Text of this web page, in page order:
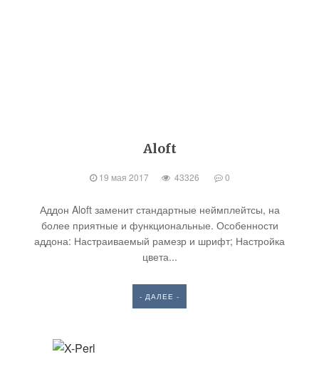
Aloft
19 мая 2017 43326 0
Аддон Aloft заменит стандартные неймплейтсы, на
более приятные и функциональные. Особенности
аддона: Настраиваемый рамезр и шрифт; Настройка
цвета...
- ДАЛЕЕ -